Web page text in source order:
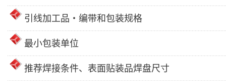
引线加工品・编带和包装规格
最小包装单位
推荐焊接条件、表面贴装品焊盘尺寸